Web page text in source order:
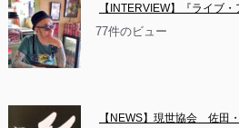
【INTERVIEW】『ライブ
77件のビュー
【NEWS】現世協会　佐田